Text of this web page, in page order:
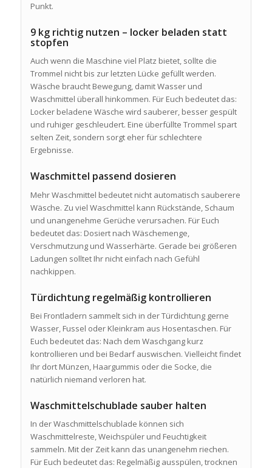
Punkt.
9 kg richtig nutzen – locker beladen statt
stopfen
Auch wenn die Maschine viel Platz bietet, sollte die
Trommel nicht bis zur letzten Lücke gefüllt werden.
Wäsche braucht Bewegung, damit Wasser und
Waschmittel überall hinkommen. Für Euch bedeutet das:
Locker beladene Wäsche wird sauberer, besser gespült
und ruhiger geschleudert. Eine überfüllte Trommel spart
selten Zeit, sondern sorgt eher für schlechtere
Ergebnisse.
Waschmittel passend dosieren
Mehr Waschmittel bedeutet nicht automatisch sauberere
Wäsche. Zu viel Waschmittel kann Rückstände, Schaum
und unangenehme Gerüche verursachen. Für Euch
bedeutet das: Dosiert nach Wäschemenge,
Verschmutzung und Wasserhärte. Gerade bei größeren
Ladungen solltet Ihr nicht einfach nach Gefühl
nachkippen.
Türdichtung regelmäßig kontrollieren
Bei Frontladern sammelt sich in der Türdichtung gerne
Wasser, Fussel oder Kleinkram aus Hosentaschen. Für
Euch bedeutet das: Nach dem Waschgang kurz
kontrollieren und bei Bedarf auswischen. Vielleicht findet
Ihr dort Münzen, Haargummis oder die Socke, die
natürlich niemand verloren hat.
Waschmittelschublade sauber halten
In der Waschmittelschublade können sich
Waschmittelreste, Weichspüler und Feuchtigkeit
sammeln. Mit der Zeit kann das unangenehm riechen.
Für Euch bedeutet das: Regelmäßig ausspülen, trocknen